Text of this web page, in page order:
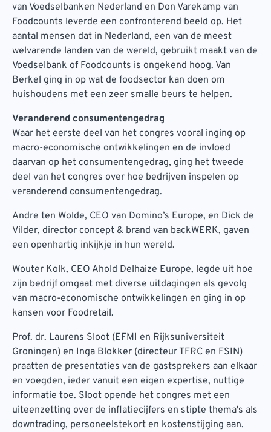
van Voedselbanken Nederland en Don Varekamp van
Foodcounts leverde een confronterend beeld op. Het
aantal mensen dat in Nederland, een van de meest
welvarende landen van de wereld, gebruikt maakt van de
Voedselbank of Foodcounts is ongekend hoog. Van
Berkel ging in op wat de foodsector kan doen om
huishoudens met een zeer smalle beurs te helpen.
Veranderend consumentengedrag
Waar het eerste deel van het congres vooral inging op
macro-economische ontwikkelingen en de invloed
daarvan op het consumentengedrag, ging het tweede
deel van het congres over hoe bedrijven inspelen op
veranderend consumentengedrag.
Andre ten Wolde, CEO van Domino’s Europe, en Dick de
Vilder, director concept & brand van backWERK, gaven
een openhartig inkijkje in hun wereld.
Wouter Kolk, CEO Ahold Delhaize Europe, legde uit hoe
zijn bedrijf omgaat met diverse uitdagingen als gevolg
van macro-economische ontwikkelingen en ging in op
kansen voor Foodretail.
Prof. dr. Laurens Sloot (EFMI en Rijksuniversiteit
Groningen) en Inga Blokker (directeur TFRC en FSIN)
praatten de presentaties van de gastsprekers aan elkaar
en voegden, ieder vanuit een eigen expertise, nuttige
informatie toe. Sloot opende het congres met een
uiteenzetting over de inflatiecijfers en stipte thema's als
downtrading, personeelstekort en kostenstijging aan.